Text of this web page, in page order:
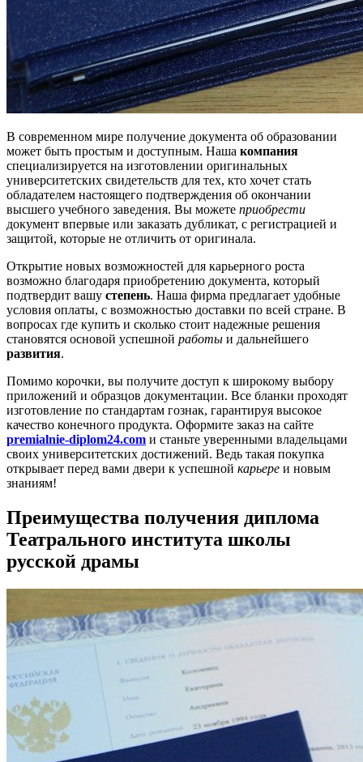
В современном мире получение документа об образовании
может быть простым и доступным. Наша компания
специализируется на изготовлении оригинальных
университетских свидетельств для тех, кто хочет стать
обладателем настоящего подтверждения об окончании
высшего учебного заведения. Вы можете приобрести
документ впервые или заказать дубликат, с регистрацией и
защитой, которые не отличить от оригинала.
Открытие новых возможностей для карьерного роста
возможно благодаря приобретению документа, который
подтвердит вашу степень. Наша фирма предлагает удобные
условия оплаты, с возможностью доставки по всей стране. В
вопросах где купить и сколько стоит надежные решения
становятся основой успешной работы и дальнейшего
развития.
Помимо корочки, вы получите доступ к широкому выбору
приложений и образцов документации. Все бланки проходят
изготовление по стандартам гознак, гарантируя высокое
качество конечного продукта. Оформите заказ на сайте
premialnie-diplom24.com и станьте уверенными владельцами
своих университетских достижений. Ведь такая покупка
открывает перед вами двери к успешной карьере и новым
знаниям!
Преимущества получения диплома
Театрального института школы
русской драмы